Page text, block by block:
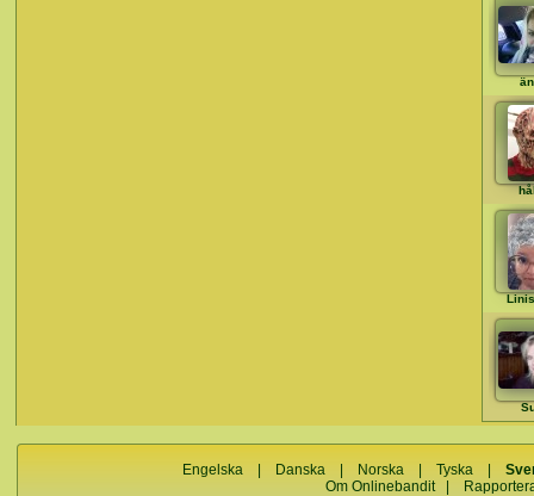
Engelska Danska Norska |Tyska |
Om Onlinebandit|